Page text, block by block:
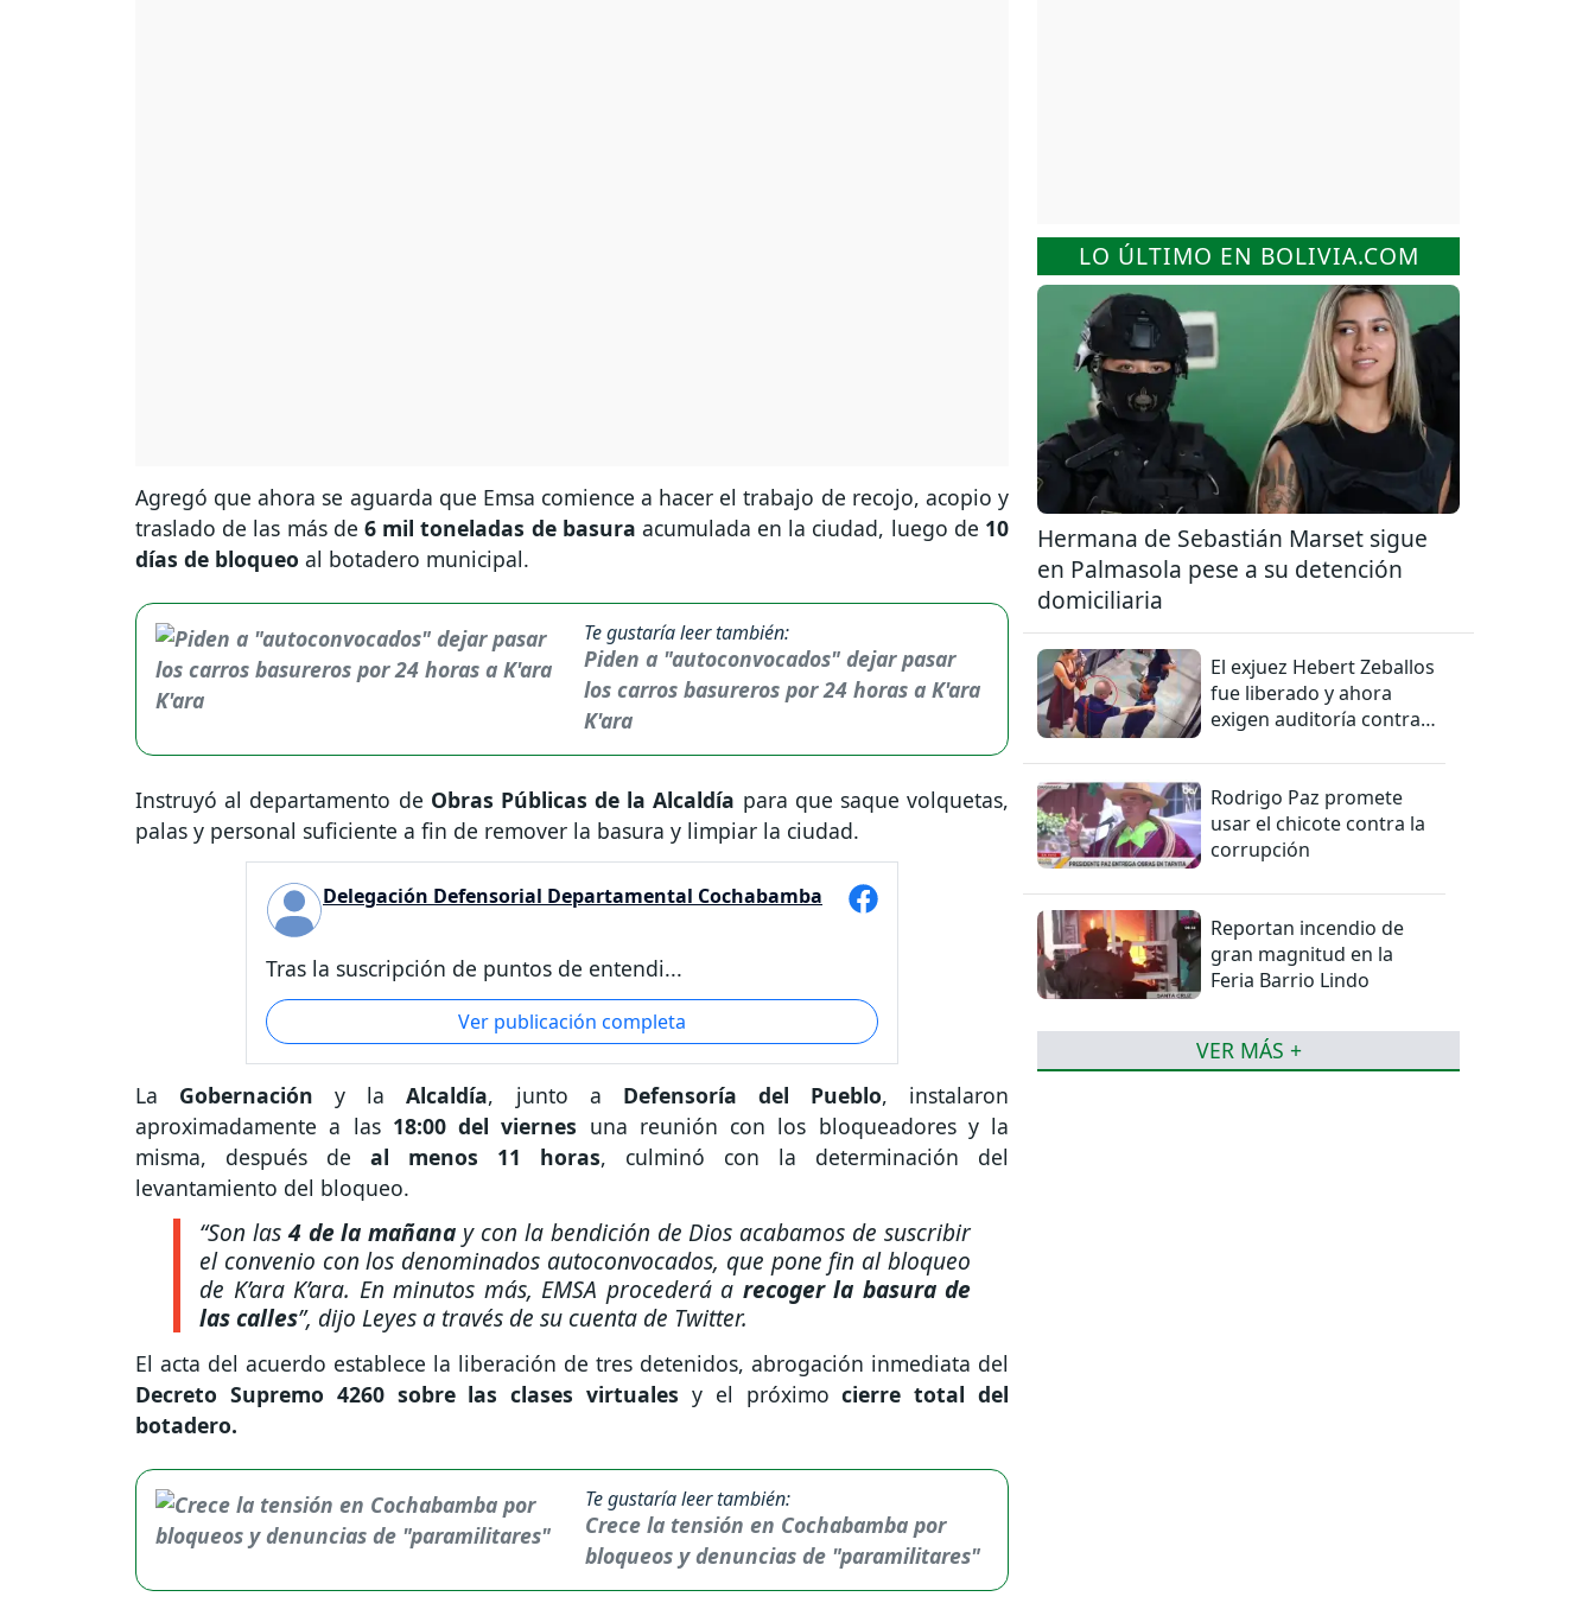
Agregó que ahora se aguarda que Emsa comience a hacer el trabajo de recojo, acopio y
traslado de las más de 6 mil toneladas de basura acumulada en la ciudad, luego de 10
días de bloqueo al botadero municipal.
Te gustaría leer también:
Piden a "autoconvocados" dejar pasar
los carros basureros por 24 horas a K'ara
K'ara
Instruyó al departamento de Obras Públicas de la Alcaldía para que saque volquetas,
palas y personal suficiente a fin de remover la basura y limpiar la ciudad.
Delegación Defensorial Departamental Cochabamba
Tras la suscripción de puntos de entendi...
Ver publicación completa
La Gobernación y laAlcaldía, junto a Defensoría del Pueblo, instalaron
aproximadamente a las 18:00 del viernes una reunión con los bloqueadores y la
misma, después de al menos 11 horas, culminó con la determinación del
levantamiento del bloqueo.
“Son las4 de la mañana y con la bendición de Dios acabamos de suscribir
el convenio con los denominados autoconvocados, que pone fin al bloqueo
de K’ara K’ara. En minutos más, EMSA procederá a recoger la basura de
las calles”, dijo Leyes a través de su cuenta de Twitter.
El acta del acuerdo establece la liberación de tres detenidos, abrogación inmediata del
Decreto Supremo 4260 sobre las clases virtuales y el próximocierre total del
botadero.
Te gustaría leer también:
Crece la tensión en Cochabamba por
bloqueos y denuncias de "paramilitares"
LO ÚLTIMO EN BOLIVIA.COM
Hermana de Sebastián Marset sigue
en Palmasola pese a su detención
domiciliaria
El exjuez Hebert Zeballos
fue liberado y ahora
exigen auditoría contra
Rodrigo Paz promete
usar el chicote contra la
corrupción
Reportan incendio de
gran magnitud en la
Feria Barrio Lindo
VER MÁS +